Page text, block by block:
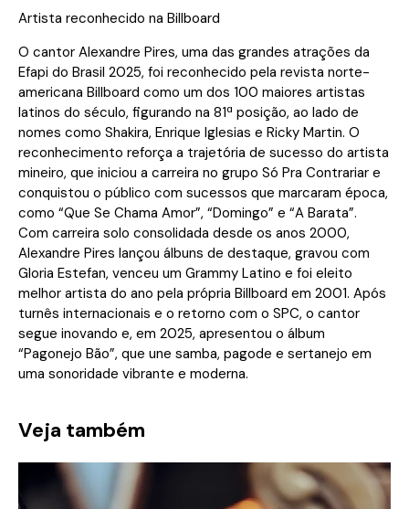
Artista reconhecido na Billboard
O cantor Alexandre Pires, uma das grandes atrações da
Efapi do Brasil 2025, foi reconhecido pela revista norte-
americana Billboard como um dos 100 maiores artistas
latinos do século, figurando na 81ª posição, ao lado de
nomes como Shakira, Enrique Iglesias e Ricky Martin. O
reconhecimento reforça a trajetória de sucesso do artista
mineiro, que iniciou a carreira no grupo Só Pra Contrariar e
conquistou o público com sucessos que marcaram época,
como “Que Se Chama Amor”, “Domingo” e “A Barata”.
Com carreira solo consolidada desde os anos 2000,
Alexandre Pires lançou álbuns de destaque, gravou com
Gloria Estefan, venceu um Grammy Latino e foi eleito
melhor artista do ano pela própria Billboard em 2001. Após
turnês internacionais e o retorno com o SPC, o cantor
segue inovando e, em 2025, apresentou o álbum
“Pagonejo Bão”, que une samba, pagode e sertanejo em
uma sonoridade vibrante e moderna.
Veja também